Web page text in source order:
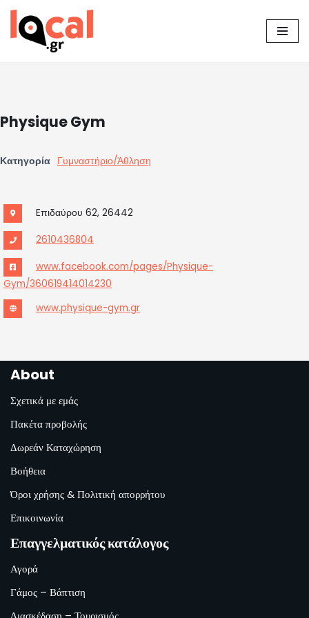
Μεταπηδήστε
Physique Gym
Κατηγορία Γυμναστήριο/Άθληση
Eπιδαύρου 62, 26442
2610436804
www.facebook.com/pages/Physique-
Gym/360619414014230
www.physique-gym.gr
About
Σχετικά με εμάς
Πακέτα προβολής
Δωρεάν Καταχώρηση
Βοήθεια
Όροι χρήσης & Πολιτική απορρήτου
Επικοινωνία
Επαγγελματικός κατάλογος
Αγορά
Γάμος – Βάπτιση